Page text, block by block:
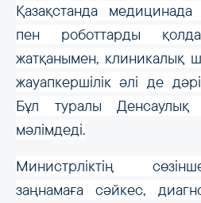
Қазақстанда
пен роботтарды
жатқанымен, клиникалық
жауапкершілік әлі де
Бұл туралы Денсаулық
мәлімдеді.
Министрліктің
заңнамаға сәйкес,